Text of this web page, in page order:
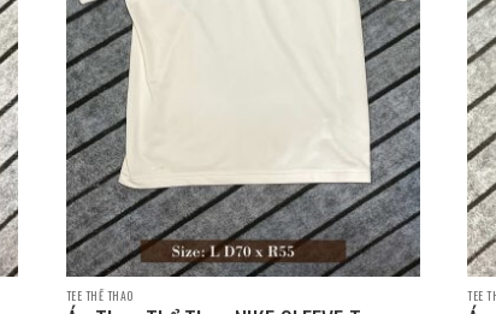
TEE THỂ THAO TEE